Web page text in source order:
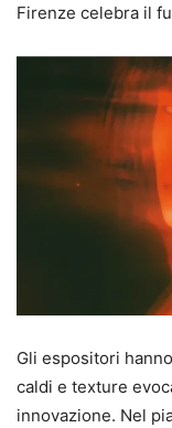
Firenze celebra il
Gli espositori
caldi e texture
innovazione. Nel